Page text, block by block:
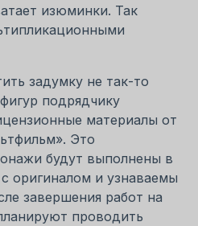
изюминки. Так
задумку не так-то
подрядчику
материалы от
Это
будут выполнены в
оригиналом и узнаваемы
завершения работ на
проводить